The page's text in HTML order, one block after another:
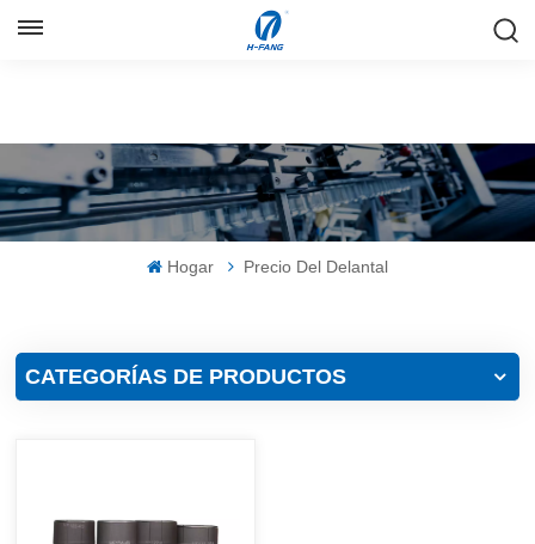
Русский
Español
Hogar Precio Del Delantal
CATEGORÍAS DE PRODUCTOS